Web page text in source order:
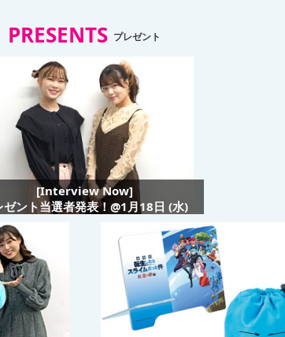
PRESENTS プレゼント
[Interview Now]
ゼント当選者発表！@1月18日 (水)